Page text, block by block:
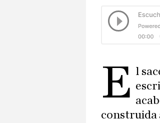
E l
construida